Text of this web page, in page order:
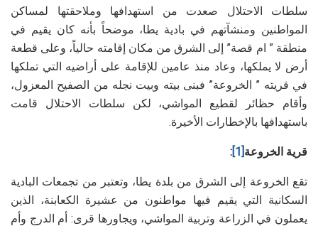
سلطات الاحتلال صعدت من استهدافها وملاحقتها لمساكن
المواطنين ومنشآتهم في بادية يطا، موضحاً بأنه كان يقيم في
منطقة ” ام قصة” إلى الشرق من مكان إقامته حالياً، وعلى قطعة
أرض لا يملكها، وعاد منذ عامين للإقامة على أراضيه التي تملكها
في قريته ” الخروعة” فبنى بيته وبيت نجله من الصفيح المعزول،
وأقام حظائر لقطيع المواشي، لكن سلطات الاحتلال قامت
باستهدافها بالإخطارات الأخيرة.
قرية الخروعة[1]
:
تقع الخروعة إلى الشرق من بلدة يطا، وتعتبر من تجمعات البادية
السكانية التي يقيم فيها مواطنون من عشيرة الكعابنة، الذين
يعملون في الزراعة وتربية المواشي، ويجاورها قرى: أم الدرج وأم